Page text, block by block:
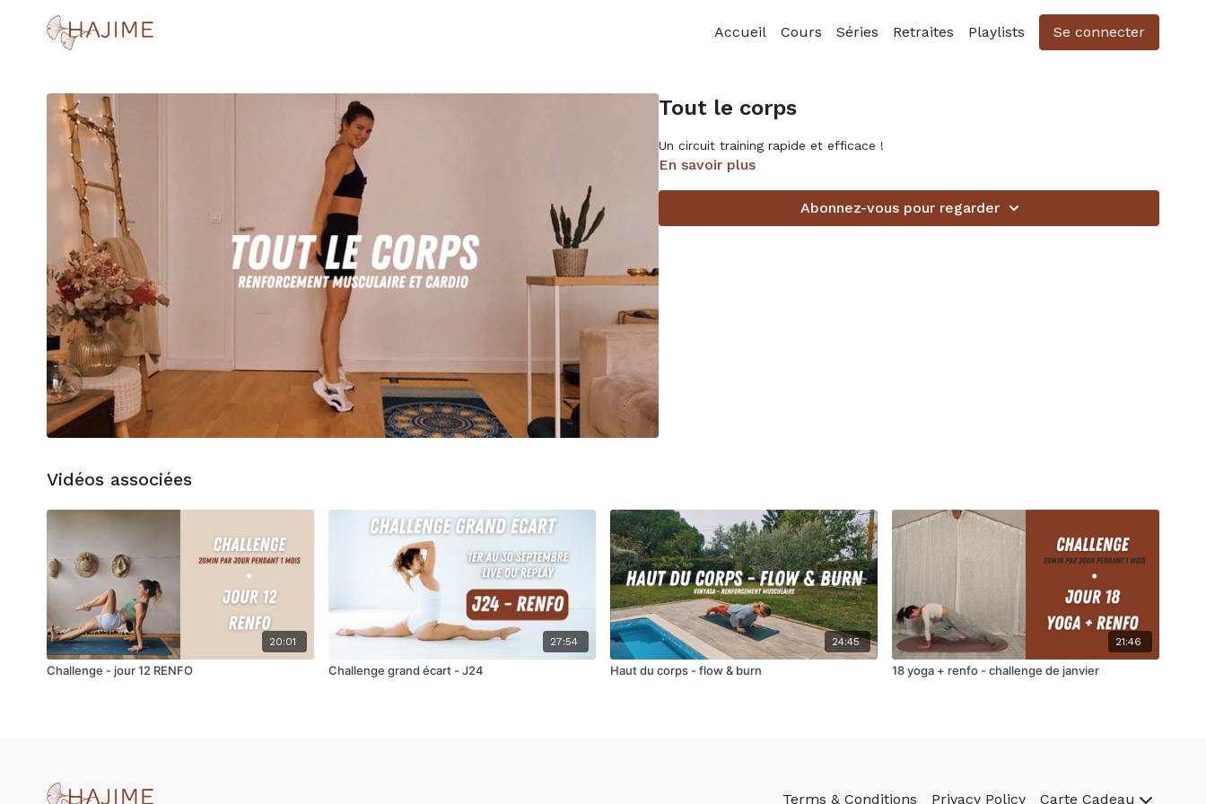
Accueil Cours Séries Retraites Playlists Se connecter
Tout le corps
Un circuit training rapide et efficace !
En savoir plus
Abonnez-vous pour regarder
Vidéos associées
20:01
Challenge - jour 12 RENFO
27:54
Challenge grand écart - J24
24:45
Haut du corps - flow & burn
21:46
18 yoga + renfo - challenge de janvier
Terms & Conditions Privacy Policy Carte Cadeau